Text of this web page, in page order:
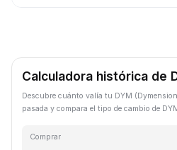
Calculadora histórica de
Descubre cuánto valía tu DYM
pasada y compara el tipo de cambio de
Comprar